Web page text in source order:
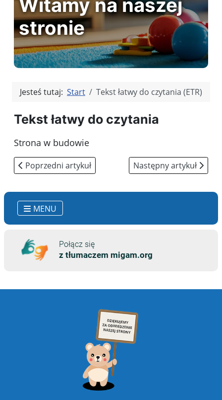
MENU
Witamy na naszej
stronie
Jesteś tutaj: Start Tekst łatwy do czytania (ETR)
Tekst łatwy do czytania
Strona w budowie
Poprzedni artykuł: O nas
Poprzedni artykuł Następny artykuł:
Następny artykuł